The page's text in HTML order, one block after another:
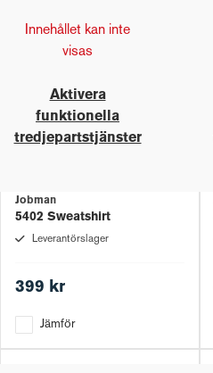
Innehållet kan inte
visas
Aktivera
funktionella
tredjepartstjänster
Jobman
5402 Sweatshirt
Leverantörslager
399 kr
Jämför